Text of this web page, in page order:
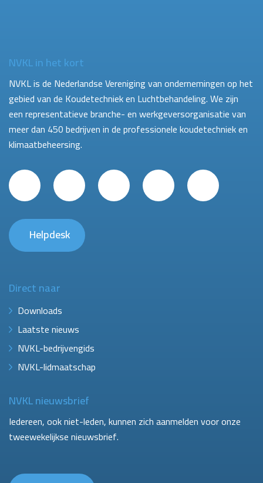
NVKL in het kort
NVKL is de Nederlandse Vereniging van ondernemingen op het
gebied van de Koudetechniek en Luchtbehandeling. We zijn
een representatieve branche- en werkgeversorganisatie van
meer dan 450 bedrijven in de professionele koudetechniek en
klimaatbeheersing.
Helpdesk
Direct naar
Downloads
Laatste nieuws
NVKL-bedrijvengids
NVKL-lidmaatschap
NVKL nieuwsbrief
Iedereen, ook niet-leden, kunnen zich aanmelden voor onze
tweewekelijkse nieuwsbrief.